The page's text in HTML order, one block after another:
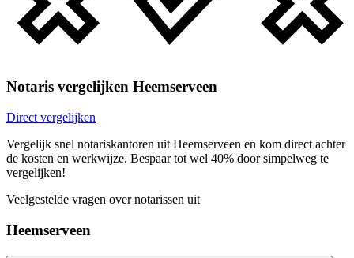
Notaris vergelijken Heemserveen
Direct vergelijken
Vergelijk snel notariskantoren uit Heemserveen en kom direct achter
de kosten en werkwijze. Bespaar tot wel 40% door simpelweg te
vergelijken!
Veelgestelde vragen over notarissen uit
Heemserveen